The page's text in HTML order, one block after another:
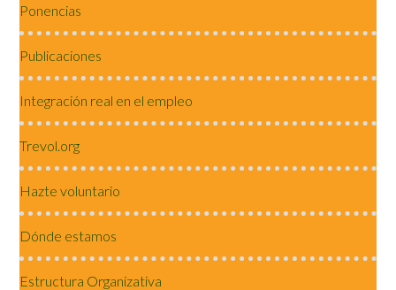
Ponencias
Publicaciones
Integración real en el empleo
Trevol.org
Hazte voluntario
Dónde estamos
Estructura Organizativa